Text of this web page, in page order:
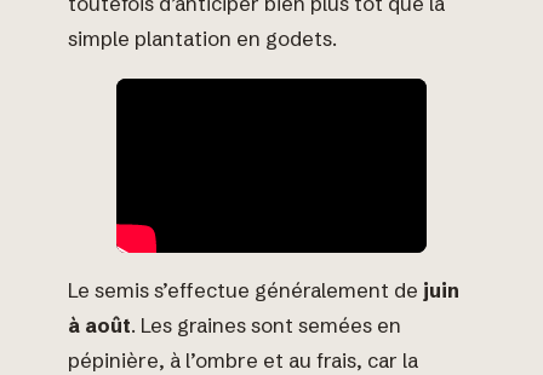
simple plantation en godets.
Le semis s’effectue généralement de juin
à août. Les graines sont semées en
pépinière, à l’ombre et au frais, car la